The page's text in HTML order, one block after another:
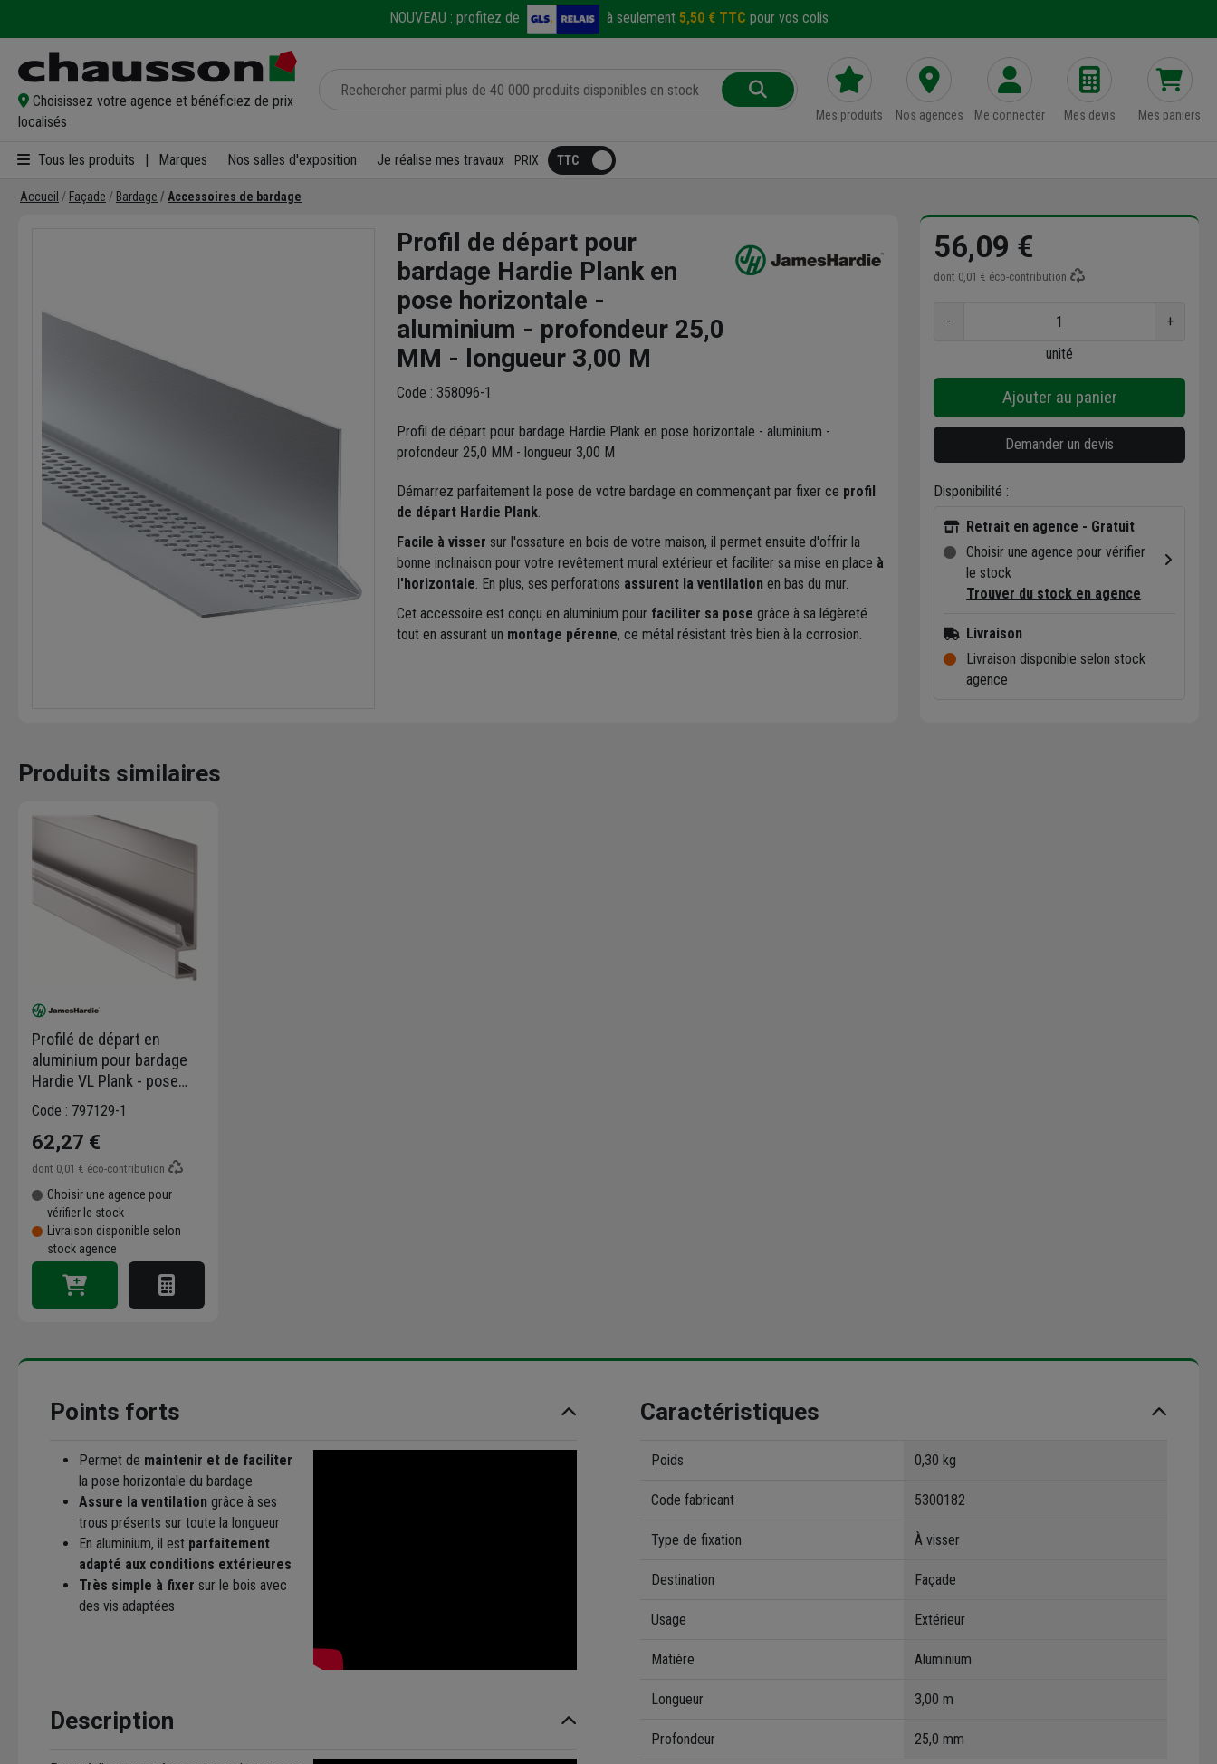
NOUVEAU : profitez de à seulement 5,50 € TTC pour vos colis
Choisissez votre agence et bénéficiez de prix
localisés
Mes produits Nos agences Me connecter Mes devis Mes paniers
Tous les produits Marques Nos salles d'exposition Je réalise mes travaux PRIX
Accueil Façade Bardage Accessoires de bardage
Profil de départ pour
bardage Hardie Plank en
pose horizontale -
aluminium - profondeur 25,0
MM - longueur 3,00 M
Code : 358096-1
Profil de départ pour bardage Hardie Plank en pose horizontale - aluminium -
profondeur 25,0 MM - longueur 3,00 M
Démarrez parfaitement la pose de votre bardage en commençant par fixer ce profil
de départ Hardie Plank.
Facile à visser sur l'ossature en bois de votre maison, il permet ensuite d'offrir la
bonne inclinaison pour votre revêtement mural extérieur et faciliter sa mise en place à
l'horizontale . En plus, ses perforations assurent la ventilation en bas du mur.
Cet accessoire est conçu en aluminium pour faciliter sa pose grâce à sa légèreté
tout en assurant un montage pérenne, ce métal résistant très bien à la corrosion.
56,09 €
dont 0,01 € éco-contribution
-
+
unité
Ajouter au panier
Demander un devis
Disponibilité :
Retrait en agence - Gratuit
Choisir une agence pour vérifier
le stock
Trouver du stock en agence
Livraison
Livraison disponible selon stock
agence
Produits similaires
Profilé de départ en
aluminium pour bardage
Hardie VL Plank - pose
horizontale - largeur 38
Code : 797129-1
62,27 €
dont 0,01 € éco-contribution
Choisir une agence pour
vérifier le stock
Livraison disponible selon
stock agence
Points forts
Permet de maintenir et de faciliter
la pose horizontale du bardage
Assure la ventilation grâce à ses
trous présents sur toute la longueur
En aluminium, il est parfaitement
adapté aux conditions extérieures
Très simple à fixer sur le bois avec
des vis adaptées
Description
Caractéristiques
Poids 0,30 kg
Code fabricant 5300182
Type de fixation À visser
Destination Façade
Usage Extérieur
Matière Aluminium
Longueur 3,00 m
Profondeur 25,0 mm